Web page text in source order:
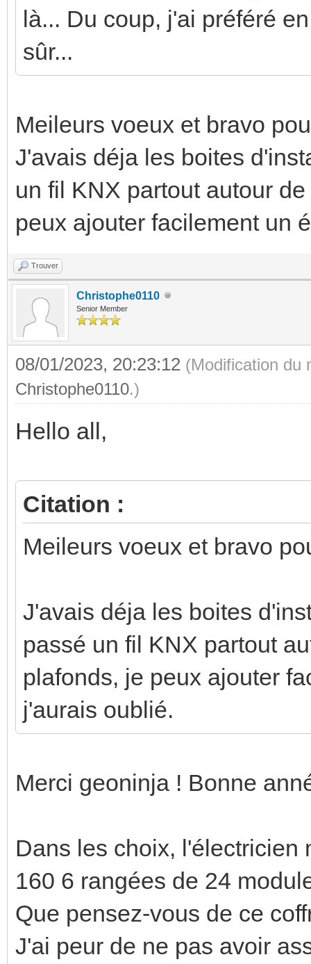
là... Du coup, j'ai préféré
sûr...
Meileurs voeux et bravo
J'avais déja les boites
un fil KNX partout autour
peux ajouter facilement un
Trouver
Christophe0110
Senior Member
08/01/2023, 20:23:12 (Modification du
Christophe0110.)
Hello all,
Citation :
Meileurs voeux et bravo
J'avais déja les boites
passé un fil KNX partout
plafonds, je peux ajouter
j'aurais oublié.
Merci geoninja ! Bonne
Dans les choix, l'électricien
160 6 rangées de 24
Que pensez-vous de ce
J'ai peur de ne pas avoir